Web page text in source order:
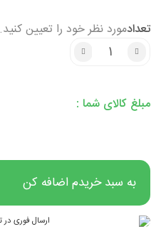
تعدادمورد نظر خود را تعیین کنید.
مبلغ کالای شما :
به سبد خریدم اضافه کن